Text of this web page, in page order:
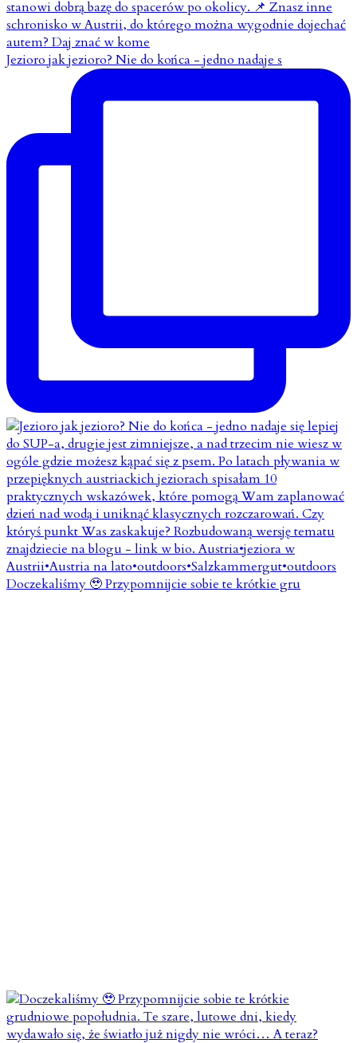
Jezioro jak jezioro? Nie do końca - jedno nadaje s
Doczekaliśmy 🥹 Przypomnijcie sobie te krótkie gru